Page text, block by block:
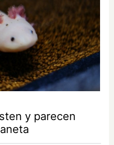
y parecen